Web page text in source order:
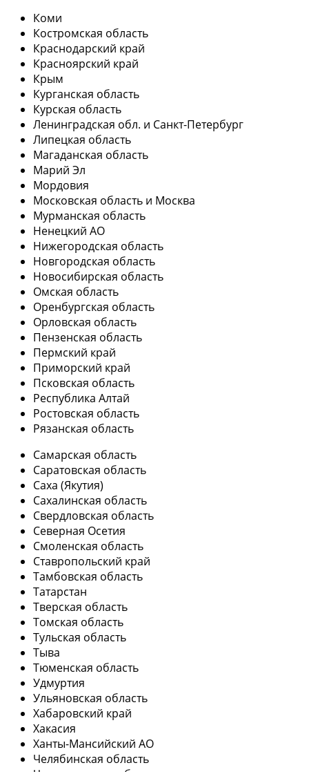
Коми
Костромская область
Краснодарский край
Красноярский край
Крым
Курганская область
Курская область
Ленинградская обл. и Санкт-Петербург
Липецкая область
Магаданская область
Марий Эл
Мордовия
Московская область и Москва
Мурманская область
Ненецкий АО
Нижегородская область
Новгородская область
Новосибирская область
Омская область
Оренбургская область
Орловская область
Пензенская область
Пермский край
Приморский край
Псковская область
Республика Алтай
Ростовская область
Рязанская область
Самарская область
Саратовская область
Саха (Якутия)
Сахалинская область
Свердловская область
Северная Осетия
Смоленская область
Ставропольский край
Тамбовская область
Татарстан
Тверская область
Томская область
Тульская область
Тыва
Тюменская область
Удмуртия
Ульяновская область
Хабаровский край
Хакасия
Ханты-Мансийский АО
Челябинская область